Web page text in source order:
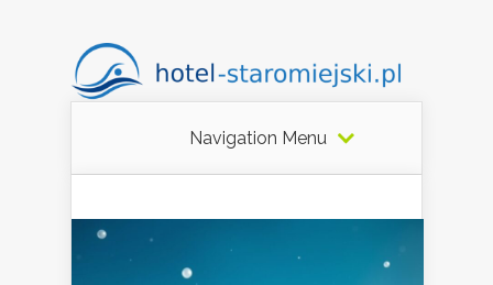
Navigation Menu